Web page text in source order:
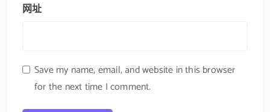
网址
Save my name, email, and website in this browser
for the next time I comment.